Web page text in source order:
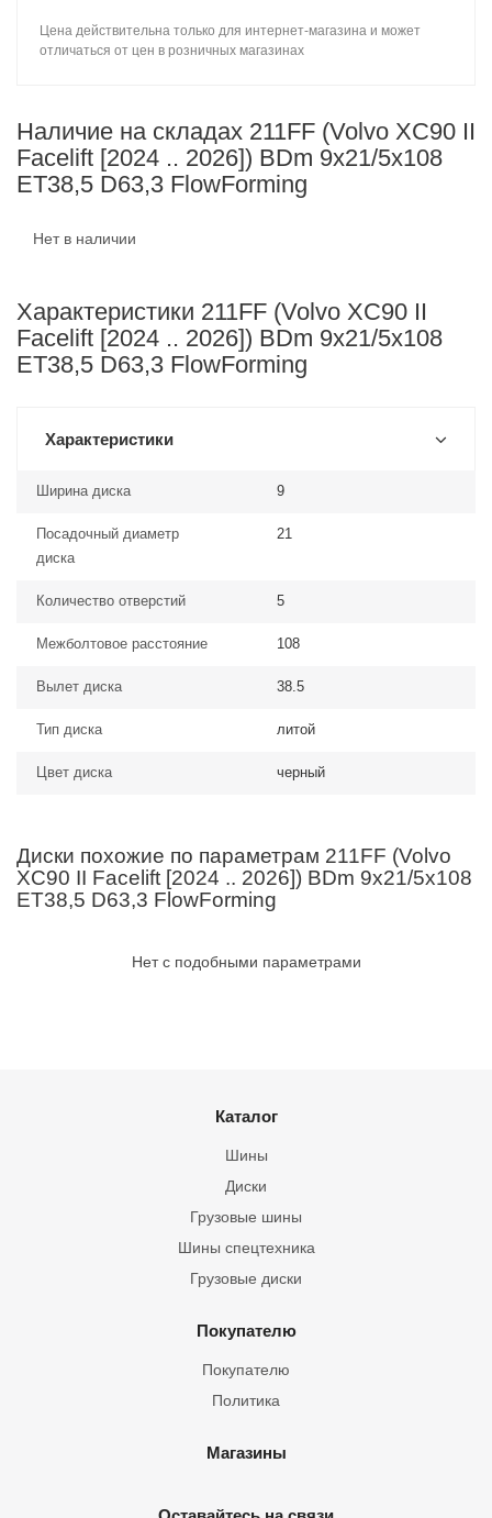
Цена действительна только для интернет-магазина и может
отличаться от цен в розничных магазинах
Наличие на складах 211FF (Volvo XC90 II
Facelift [2024 .. 2026]) BDm 9x21/5x108
ET38,5 D63,3 FlowForming
Нет в наличии
Характеристики 211FF (Volvo XC90 II
Facelift [2024 .. 2026]) BDm 9x21/5x108
ET38,5 D63,3 FlowForming
Характеристики
Ширина диска 9
Посадочный диаметр
диска
21
Количество отверстий 5
Межболтовое расстояние 108
Вылет диска 38.5
Тип диска литой
Цвет диска черный
Диски похожие по параметрам 211FF (Volvo
XC90 II Facelift [2024 .. 2026]) BDm 9x21/5x108
ET38,5 D63,3 FlowForming
Нет с подобными параметрами
Каталог
Шины
Грузовые шины
Шины спецтехника
Диски
Грузовые диски
Покупателю
Покупателю
Политика
Магазины